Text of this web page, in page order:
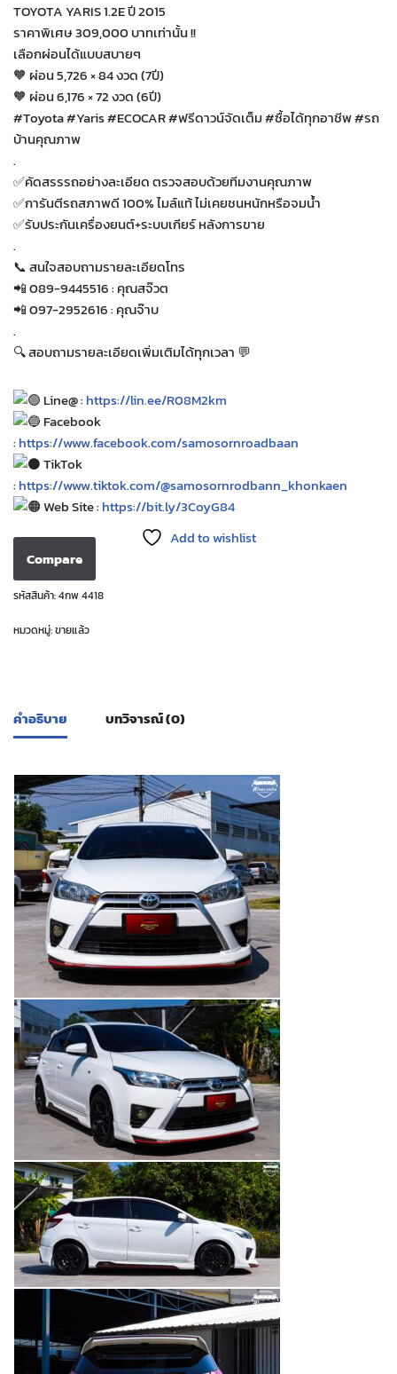
TOYOTA YARIS 1.2E ปี 2015
ราคาพิเศษ 309,000 บาทเท่านั้น !!
เลือกผ่อนได้แบบสบายๆ
🧡 ผ่อน 5,726 × 84 งวด (7ปี)
🧡 ผ่อน 6,176 × 72 งวด (6ปี)
#Toyota #Yaris #ECOCAR #ฟรีดาวน์จัดเต็ม #ซื้อได้ทุกอาชีพ #รถ
บ้านคุณภาพ
.
✅คัดสรรรถอย่างละเอียด ตรวจสอบด้วยทีมงานคุณภาพ
✅การันตีรถสภาพดี 100% ไมล์แท้ ไม่เคยชนหนักหรือจมน้ำ
✅รับประกันเครื่องยนต์+ระบบเกียร์ หลังการขาย
.
📞 สนใจสอบถามรายละเอียดโทร
📲 089-9445516 : คุณสจ๊วต
📲 097-2952616 : คุณจ๊าบ
.
🔍 สอบถามรายละเอียดเพิ่มเติมได้ทุกเวลา 💬
Line@ : https://lin.ee/R08M2km
Facebook
: https://www.facebook.com/samosornroadbaan
TikTok
: https://www.tiktok.com/@samosornrodbann_khonkaen
Web Site : https://bit.ly/3CoyG84
Add to wishlist
Compare
รหัสสินค้า:4กพ 4418
หมวดหมู่:ขายแล้ว
คำอธิบาย บทวิจารณ์ (0)